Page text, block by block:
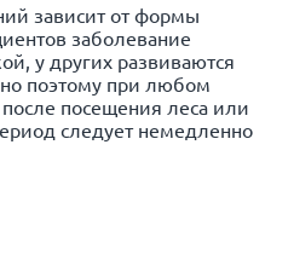
зависит от формы
заболевание
у других развиваются
поэтому при любом
посещения леса или
следует немедленно